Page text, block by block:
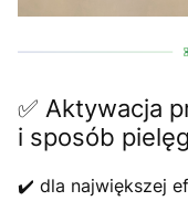
✅ Aktywacja
i sposób
✔️ dla największej